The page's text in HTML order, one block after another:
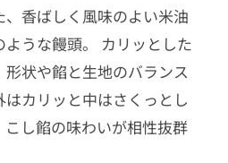
香ばしく風味のよい米油
うな饅頭。 カリッとした
状や餡と生地のバランス
カリッと中はさくっとし
し餡の味わいが相性抜群